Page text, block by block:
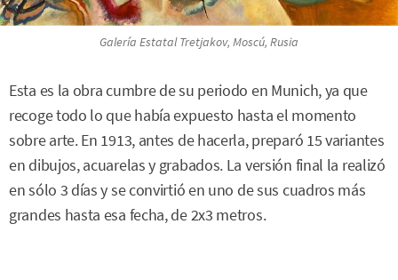
Galería Estatal Tretjakov, Moscú, Rusia
Esta es la obra cumbre de su periodo en Munich, ya que
recoge todo lo que había expuesto hasta el momento
sobre arte. En 1913, antes de hacerla, preparó 15 variantes
en dibujos, acuarelas y grabados. La versión final la realizó
en sólo 3 días y se convirtió en uno de sus cuadros más
grandes hasta esa fecha, de 2x3 metros.